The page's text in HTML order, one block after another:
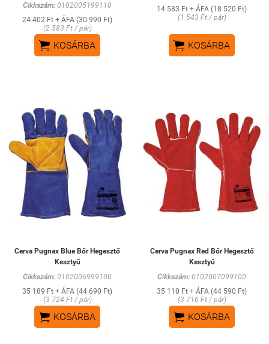
Cikkszám: 0102005199110
24 402 Ft + ÁFA (30 990 Ft)
(2 583 Ft / pár)
 KOSÁRBA
14 583 Ft + ÁFA (18 520 Ft)
(1 543 Ft / pár)
 KOSÁRBA
Cerva Pugnax Blue Bőr Hegesztő
Kesztyű
Cikkszám: 0102006999100
35 189 Ft + ÁFA (44 690 Ft)
(3 724 Ft / pár)
 KOSÁRBA
Cerva Pugnax Red Bőr Hegesztő
Kesztyű
Cikkszám: 0102007099100
35 110 Ft + ÁFA (44 590 Ft)
(3 716 Ft / pár)
 KOSÁRBA